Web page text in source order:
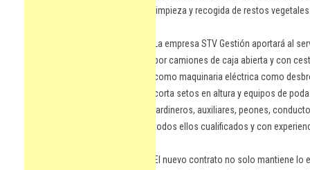
limpieza y recogida de restos
La empresa STV Gestión aportará al
por camiones de caja abierta y con
como maquinaria eléctrica como
corta setos en altura y equipos de
jardineros, auxiliares, peones,
todos ellos cualificados y con
El nuevo contrato no solo mantiene lo